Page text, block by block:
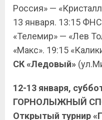
Россия» —
13 января. 13:15
«Телемир» — «Лев
«Макс». 19:15
СК «Ледовый»
12-13 января,
ГОРНОЛЫЖНЫЙ
Открытый турнир